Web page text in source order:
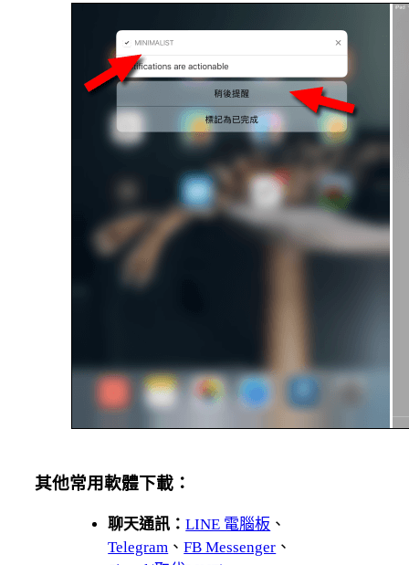
其他常用軟體下載：
聊天通訊：LINE 電腦板 、
Telegram 、FB Messenger 、